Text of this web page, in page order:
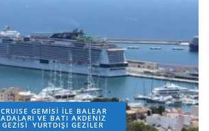
CRUISE GEMİSİ İLE BALEAR
ADALARI VE BATI AKDENİZ
GEZİSİ YURTDIŞI GEZILER